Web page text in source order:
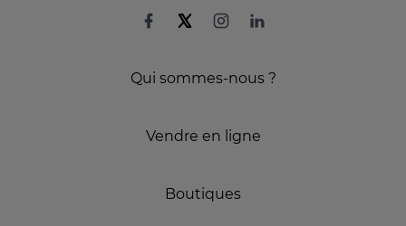
Qui sommes-nous ?
Vendre en ligne
Boutiques